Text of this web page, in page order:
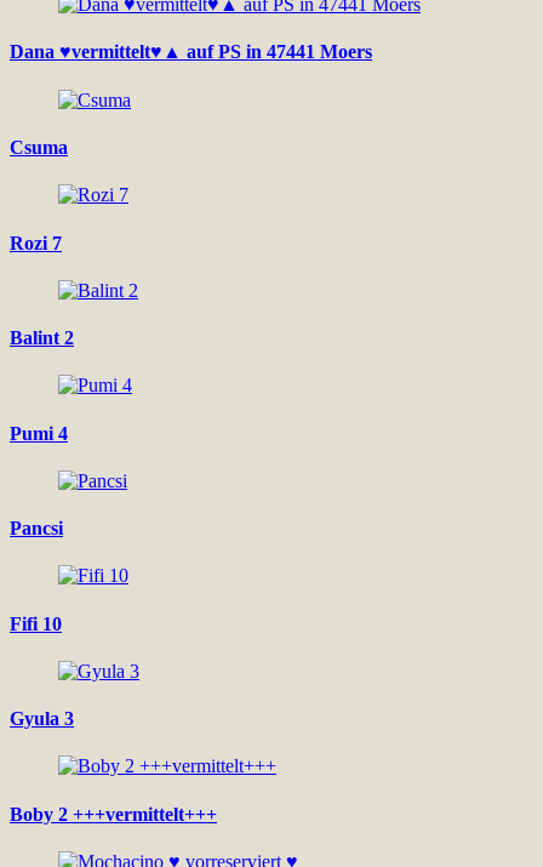
Dana ♥vermittelt♥▲ auf PS in 47441 Moers
Csuma
Rozi 7
Balint 2
Pumi 4
Pancsi
Fifi 10
Gyula 3
Boby 2 +++vermittelt+++